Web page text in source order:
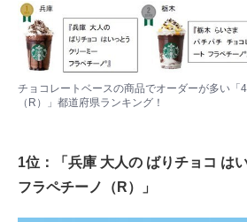
チョコレートベースの商品でオーダーが多い「
（R）」都道府県ランキング！
1位：「兵庫 大人の ばりチョコ は
フラペチーノ（R）」